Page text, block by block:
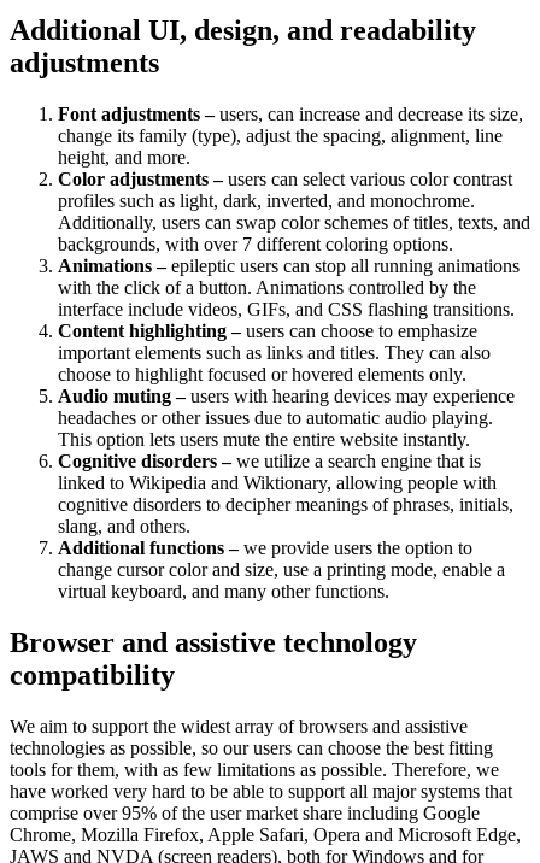
Additional UI, design, and readability
adjustments
Font adjustments –users, can increase and decrease its size,
change its family (type), adjust the spacing, alignment, line
height, and more.
Color adjustments –users can select various color contrast
profiles such as light, dark, inverted, and monochrome.
Additionally, users can swap color schemes of titles, texts, and
backgrounds, with over 7 different coloring options.
Animations –epileptic users can stop all running animations
with the click of a button. Animations controlled by the
interface include videos, GIFs, and CSS flashing transitions.
Content highlighting –users can choose to emphasize
important elements such as links and titles. They can also
choose to highlight focused or hovered elements only.
Audio muting –users with hearing devices may experience
headaches or other issues due to automatic audio playing.
This option lets users mute the entire website instantly.
Cognitive disorders –we utilize a search engine that is
linked to Wikipedia and Wiktionary, allowing people with
cognitive disorders to decipher meanings of phrases, initials,
slang, and others.
Additional functions –we provide users the option to
change cursor color and size, use a printing mode, enable a
virtual keyboard, and many other functions.
Browser and assistive technology
compatibility
We aim to support the widest array of browsers and assistive
technologies as possible, so our users can choose the best fitting
tools for them, with as few limitations as possible. Therefore, we
have worked very hard to be able to support all major systems that
comprise over 95% of the user market share including Google
Chrome, Mozilla Firefox, Apple Safari, Opera and Microsoft Edge,
JAWS and NVDA (screen readers), both for Windows and for